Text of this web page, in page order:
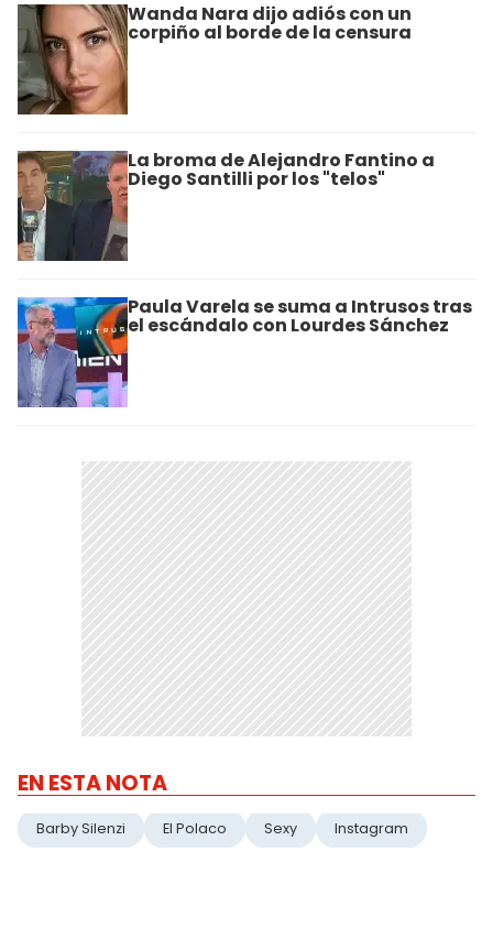
Wanda Nara dijo adiós con un
corpiño al borde de la censura
La broma de Alejandro Fantino a
Diego Santilli por los "telos"
Paula Varela se suma a Intrusos tras
el escándalo con Lourdes Sánchez
EN ESTA NOTA
Barby Silenzi El Polaco Sexy Instagram